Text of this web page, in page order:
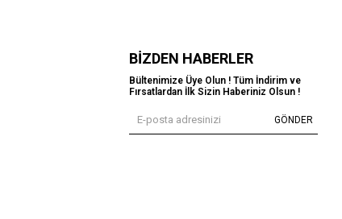
BIZDEN HABERLER
Bültenimize Üye Olun ! Tüm İndirim ve
Fırsatlardan İlk Sizin Haberiniz Olsun !
GÖNDER